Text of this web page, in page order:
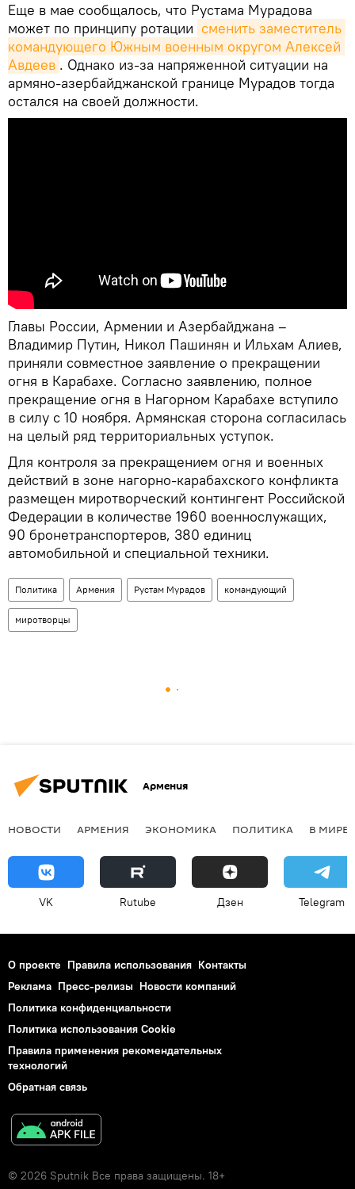
Еще в мае сообщалось, что Рустама Мурадова
может по принципу ротации сменить заместитель
командующего Южным военным округом Алексей
Авдеев . Однако из-за напряженной ситуации на
армяно-азербайджанской границе Мурадов тогда
остался на своей должности.
Главы России, Армении и Азербайджана –
Владимир Путин, Никол Пашинян и Ильхам Алиев,
приняли совместное заявление о прекращении
огня в Карабахе. Согласно заявлению, полное
прекращение огня в Нагорном Карабахе вступило
в силу с 10 ноября. Армянская сторона согласилась
на целый ряд территориальных уступок.
Для контроля за прекращением огня и военных
действий в зоне нагорно-карабахского конфликта
размещен миротворческий контингент Российской
Федерации в количестве 1960 военнослужащих,
90 бронетранспортеров, 380 единиц
автомобильной и специальной техники.
Политика Армения Рустам Мурадов командующий
миротворцы
Армения
НОВОСТИ АРМЕНИЯ ЭКОНОМИКА ПОЛИТИКА В МИРЕ
VK Rutube Дзен Telegram
О проекте Правила использования Контакты
Реклама Пресс-релизы Новости компаний
Политика конфиденциальности
Политика использования Cookie
Правила применения рекомендательных
технологий
Обратная связь
© 2026 Sputnik Все права защищены. 18+